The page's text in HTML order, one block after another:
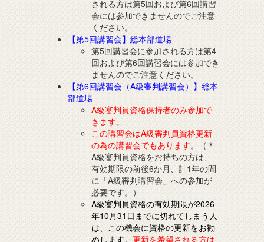
される方は第5回および第6回講習
会には参加できませんのでご注意
ください。
【第5回講習会】総本部道場
第5回講習会に参加される方は第4
回および第6回講習会には参加でき
ませんのでご注意ください。
【第6回講習会（A級審判講習会）】総本
部道場
A級審判員資格保持者のみ参加で
きます。
この講習会はA級審判員資格更新
の為の講習会でもあります。（＊
A級審判員資格をお持ちの方は、
有効期限の前後6か月、計1年の間
に「A級審判講習会」への参加が
必要です。）
A級審判員資格の有効期限が2026
年10月31日までに切れてしまう人
は、この機会に資格の更新をお勧
めします。 更新を希望される方は